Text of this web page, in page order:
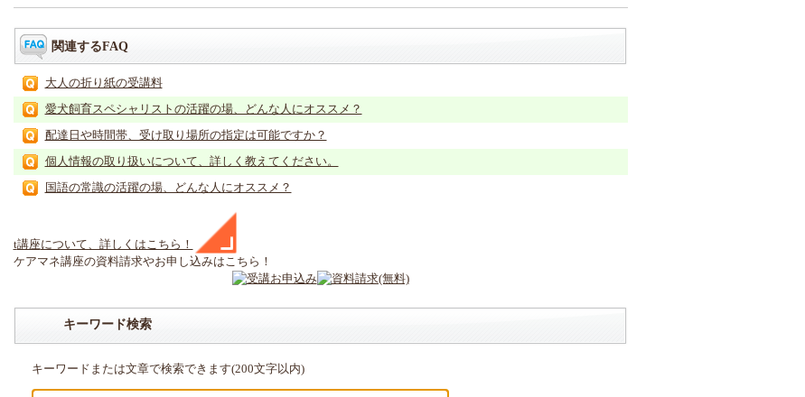
関連するFAQ
大人の折り紙の受講料
愛犬飼育スペシャリストの活躍の場、どんな人にオススメ？
配達日や時間帯、受け取り場所の指定は可能ですか？
個人情報の取り扱いについて、詳しく教えてください。
国語の常識の活躍の場、どんな人にオススメ？
t講座について、詳しくはこちら！
ケアマネ講座の資料請求やお申し込みはこちら！
キーワード検索
キーワードまたは文章で検索できます(200文字以内)